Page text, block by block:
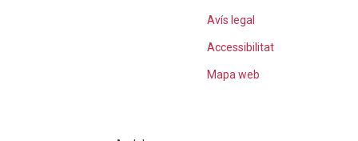
Avís legal
Accessibilitat
Mapa web